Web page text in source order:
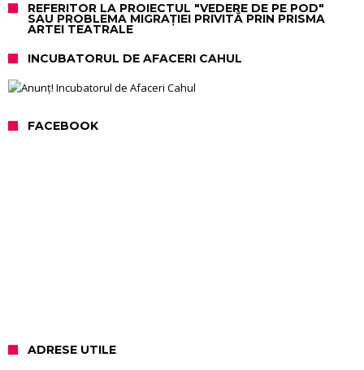
REFERITOR LA PROIECTUL "VEDERE DE PE POD"
SAU PROBLEMA MIGRAȚIEI PRIVITĂ PRIN PRISMA
ARTEI TEATRALE
INCUBATORUL DE AFACERI CAHUL
FACEBOOK
ADRESE UTILE